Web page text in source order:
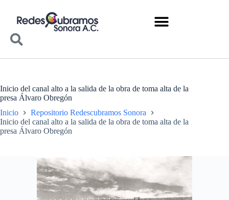
Inicio del canal alto a la salida de la obra de toma alta de la
presa Álvaro Obregón
Inicio
Repositorio Redescubramos Sonora
Inicio del canal alto a la salida de la obra de toma alta de la
presa Álvaro Obregón